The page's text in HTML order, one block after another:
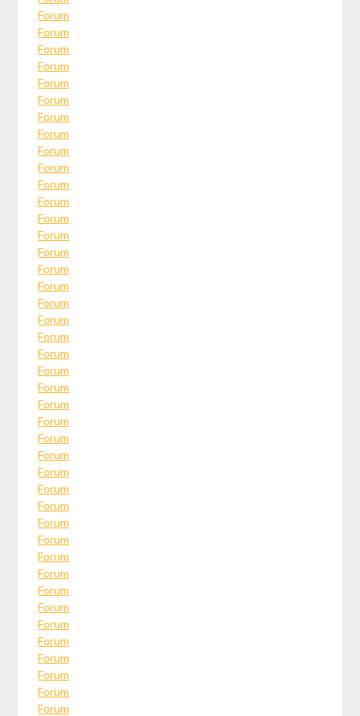
Forum
Forum
Forum
Forum
Forum
Forum
Forum
Forum
Forum
Forum
Forum
Forum
Forum
Forum
Forum
Forum
Forum
Forum
Forum
Forum
Forum
Forum
Forum
Forum
Forum
Forum
Forum
Forum
Forum
Forum
Forum
Forum
Forum
Forum
Forum
Forum
Forum
Forum
Forum
Forum
Forum
Forum